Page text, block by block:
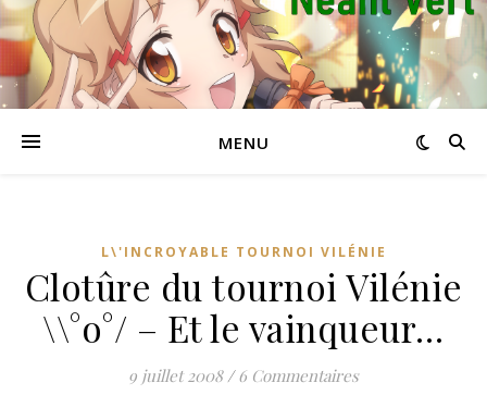
MENU
L\'INCROYABLE TOURNOI VILÉNIE
Clotûre du tournoi Vilénie
\\°o°/ – Et le vainqueur…
9 juillet 2008 / 6 Commentaires